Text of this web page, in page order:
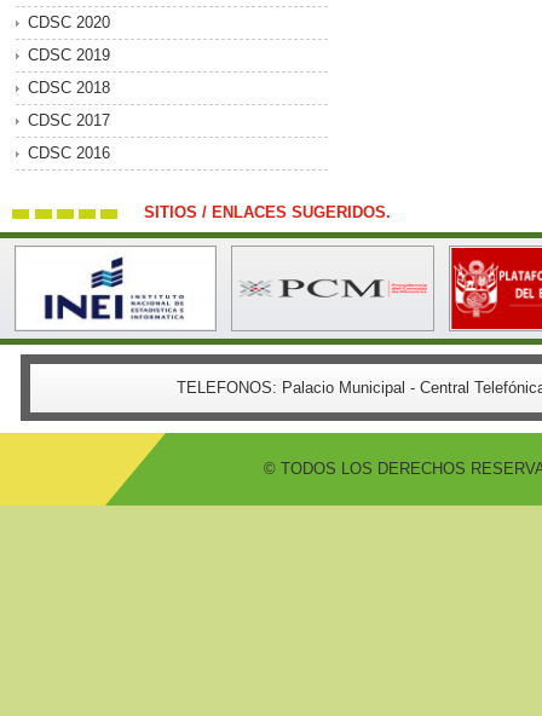
CDSC 2020
CDSC 2019
CDSC 2018
CDSC 2017
CDSC 2016
SITIOS / ENLACES SUGERIDOS.
TELEFONOS: Palacio Municipal - Central
© TODOS LOS DERECHOS